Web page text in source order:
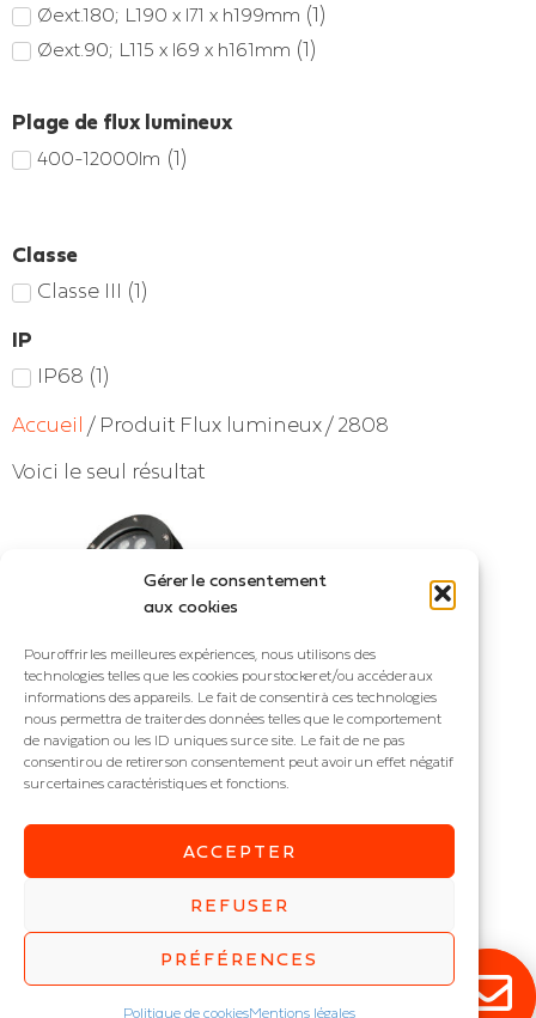
Gérer le consentement
aux cookies
Pour offrir les meilleures expériences, nous utilisons des
technologies telles que les cookies pour stocker et/ou accéder aux
informations des appareils. Le fait de consentir à ces technologies
nous permettra de traiter des données telles que le comportement
de navigation ou les ID uniques sur ce site. Le fait de ne pas
consentir ou de retirer son consentement peut avoir un effet négatif
sur certaines caractéristiques et fonctions.
ACCEPTER
REFUSER
PRÉFÉRENCES
Politique de cookiesMentions légales
Øext.180; L190 x l71 x h199mm (1)
Øext.90; L115 x l69 x h161mm (1)
Plage de flux lumineux
400-12000lm (1)
Classe
Classe III (1)
IP
IP68 (1)
Accueil / Produit Flux lumineux / 2808
Voici le seul résultat
WATER
Projecteur immergé
Puissance (W) :6,9,12,18,